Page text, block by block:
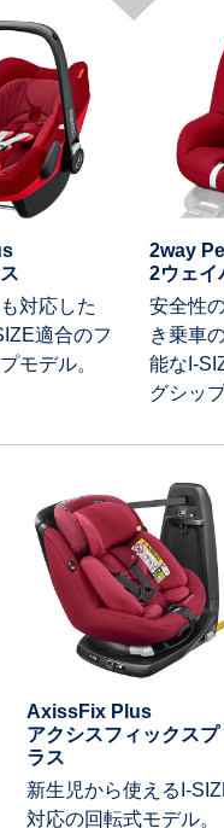
対応した
適合のフ
モデル。
2way
2ウェイ
安全性
き乗車
能なI-
グシッ
AxissFix Plus
アクシスフィックスプ
ラス
新生児から使えるI-
対応の回転式モデル。